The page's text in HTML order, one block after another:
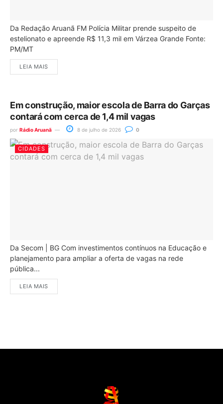
Da Redação Aruanã FM Polícia Militar prende suspeito de
estelionato e apreende R$ 11,3 mil em Várzea Grande Fonte:
PM/MT
LEIA MAIS
Em construção, maior escola de Barra do Garças
contará com cerca de 1,4 mil vagas
por Rádio Aruanã 8 de julho de 2026 0
CIDADES
Da Secom | BG Com investimentos contínuos na Educação e
planejamento para ampliar a oferta de vagas na rede
pública...
LEIA MAIS